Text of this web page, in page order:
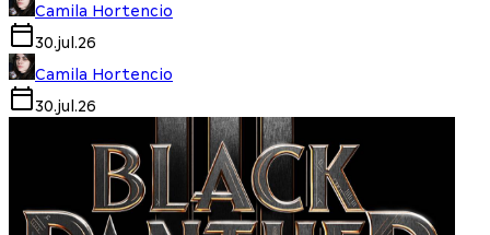
Camila Hortencio
30.jul.26
Camila Hortencio
30.jul.26